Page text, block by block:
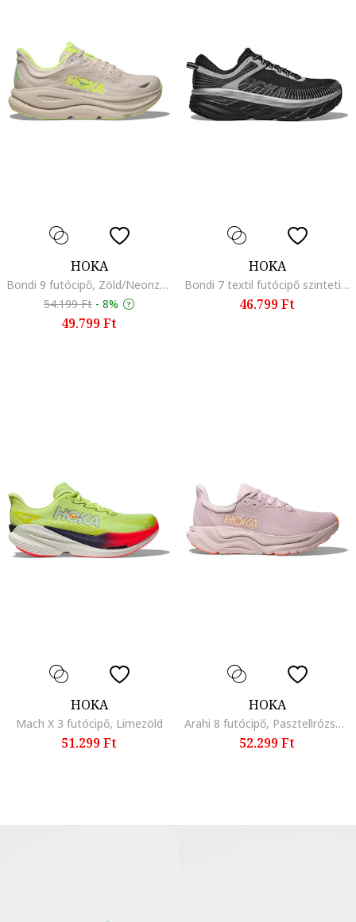
HOKA
Bondi 9 futócipő, Zöld/Neonzöld/Bézs
54.199 Ft - 8%
49.799 Ft
HOKA
Bondi 7 textil futócipő szintetikus anyagbetétekkel, Fekete/Szürke
46.799 Ft
HOKA
Mach X 3 futócipő, Limezöld
51.299 Ft
HOKA
Arahi 8 futócipő, Pasztellrózsaszín
52.299 Ft